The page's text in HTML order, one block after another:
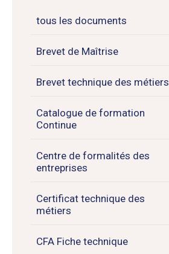
tous les documents
Brevet de Maîtrise
Brevet technique des métiers
Catalogue de formation
Continue
Centre de formalités des
entreprises
Certificat technique des
métiers
CFA Fiche technique